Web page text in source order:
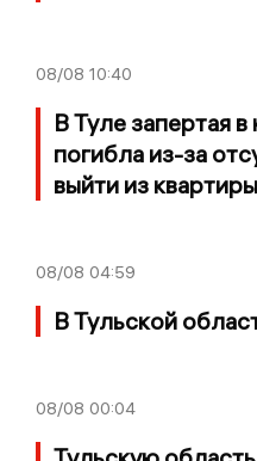
08/08 10:40
В Туле запертая
погибла из-за
выйти из квартиры
08/08 04:59
В Тульской
08/08 00:04